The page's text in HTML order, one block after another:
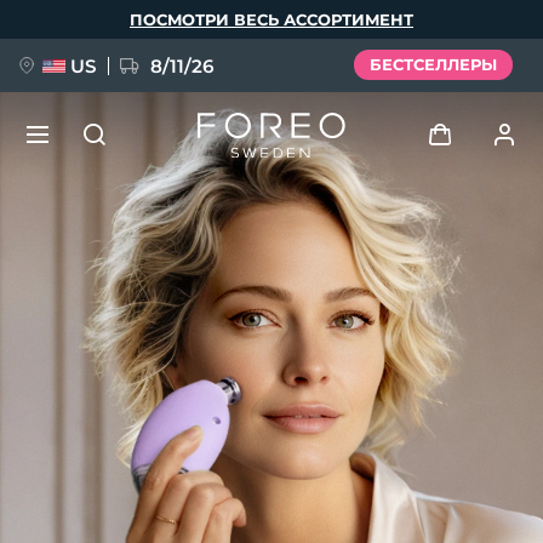
ПОСМОТРИ ВЕСЬ АССОРТИМЕНТ
US 8/11/26 БЕСТСЕЛЛЕРЫ
Профиль пользователя
Мои приборы
Мои заказы
Мои адреса
Мои подписки
НОВИНКА
FAQ™ Pure Beauty-Tech Elixir
BREAKING NEWS
issa™ Teeth Whitening Set
Язык
English Deutsch
Español
Français
Italiano
Português
Svenska
Русский
简体中文 繁體中文